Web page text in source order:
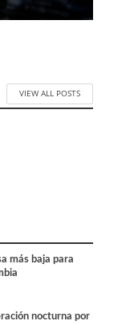
VIEW ALL POSTS
más baja para
nocturna por